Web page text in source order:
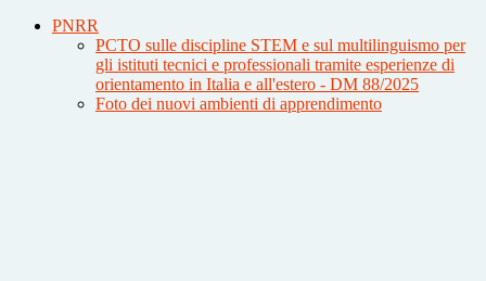
PNRR
PCTO sulle discipline STEM e sul multilinguismo per
gli istituti tecnici e professionali tramite esperienze di
orientamento in Italia e all'estero - DM 88/2025
Foto dei nuovi ambienti di apprendimento